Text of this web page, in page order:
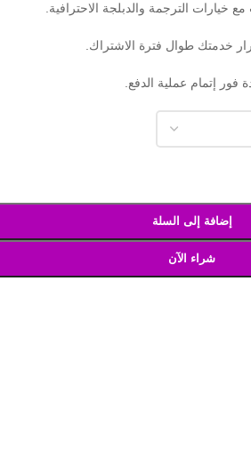
خيارات الترجمة والدبلجة الاحترافية.
خدمتك طوال فترة الاشتراك.
فور إتمام عملية الدفع.
إضافة إلى السلة
شراء الآن